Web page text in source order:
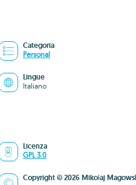
Categoria
Personal
Lingue
Italiano
Licenza
GPL 3.0
Copyright © 2026 Mikołaj